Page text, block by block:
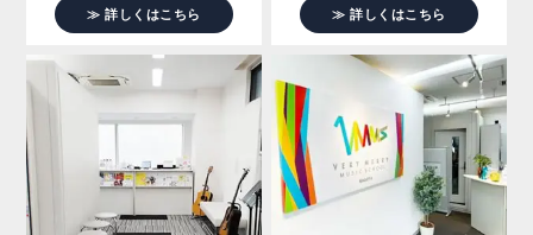
≫ 詳しくはこちら ≫ 詳しくはこちら